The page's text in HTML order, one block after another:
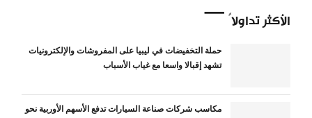
الأكثر تداولاً
حملة التخفيضات في ليبيا على المفروشات والإلكترونيات
تشهد إقبالا واسعا مع غياب الأسباب
مكاسب شركات صناعة السيارات تدفع الأسهم الأوربية نحو